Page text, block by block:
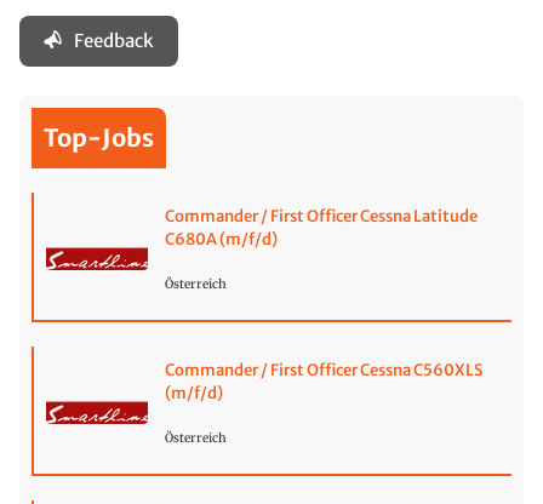
Feedback
Top-Jobs
Commander / First Officer Cessna Latitude
C680A (m/f/d)
Österreich
Commander / First Officer Cessna C560XLS
(m/f/d)
Österreich